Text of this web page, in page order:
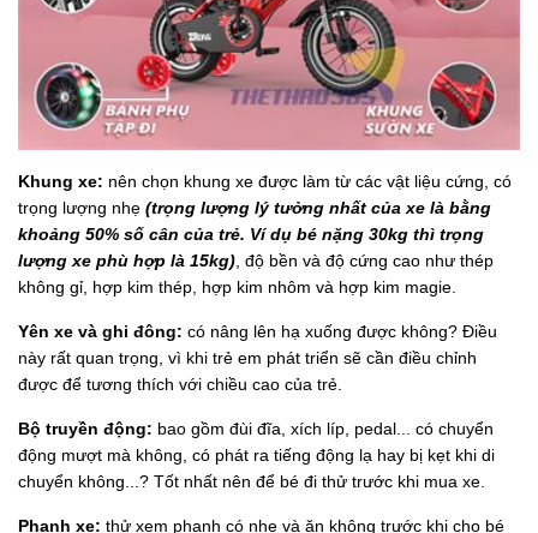
Khung xe: nên chọn khung xe được làm từ các vật liệu cứng, có
trọng lượng nhẹ (trọng lượng lý tưởng nhất của xe là bằng
khoảng 50% số cân của trẻ. Ví dụ bé nặng 30kg thì trọng
lượng xe phù hợp là 15kg), độ bền và độ cứng cao như thép
không gỉ, hợp kim thép, hợp kim nhôm và hợp kim magie.
Yên xe và ghi đông: có nâng lên hạ xuống được không? Điều
này rất quan trọng, vì khi trẻ em phát triển sẽ cần điều chỉnh
được để tương thích với chiều cao của trẻ.
Bộ truyền động: bao gồm đùi đĩa, xích líp, pedal... có chuyển
động mượt mà không, có phát ra tiếng động lạ hay bị kẹt khi di
chuyển không...? Tốt nhất nên để bé đi thử trước khi mua xe.
Phanh xe: thử xem phanh có nhẹ và ăn không trước khi cho bé